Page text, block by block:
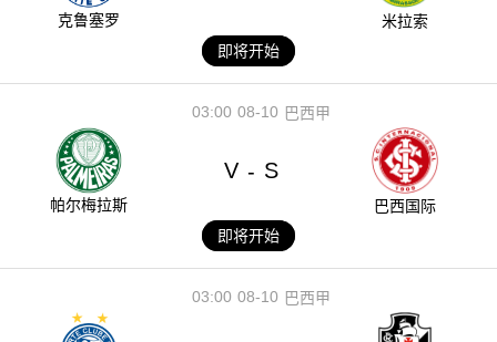
克鲁塞罗
米拉索
即将开始
08-10
03:00 巴西甲
帕尔梅拉斯
V - S
巴西国际
即将开始
08-10
03:00 巴西甲